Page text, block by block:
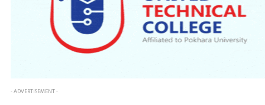
- ADVERTISEMENT -